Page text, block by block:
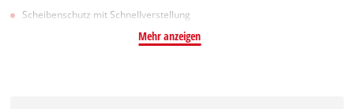
Scheibenschutz mit Schnellverstellung
Mehr anzeigen